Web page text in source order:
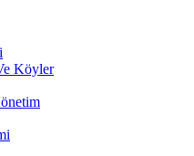
Köyler